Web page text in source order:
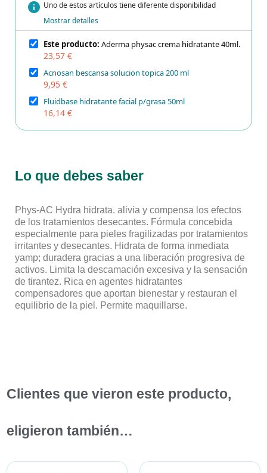
info Uno de estos artículos tiene diferente disponibilidad
Mostrar detalles
Este producto: Aderma physac crema hidratante 40ml.
23,57 €
Acnosan bescansa solucion topica 200 ml
9,95 €
Fluidbase hidratante facial p/grasa 50ml
16,14 €
Lo que debes saber
Phys-AC Hydra hidrata. alivia y compensa los efectos
de los tratamientos desecantes. Fórmula concebida
especialmente para pieles fragilizadas por tratamientos
irritantes y desecantes. Hidrata de forma inmediata
yamp; duradera gracias a una liberación progresiva de
activos. Limita la descamación excesiva y la sensación
de tirantez. Rica en agentes hidratantes
compensadores que aportan bienestar y restauran el
equilibrio de la piel. Permite maquillarse.
Clientes que vieron este producto,
eligieron también…